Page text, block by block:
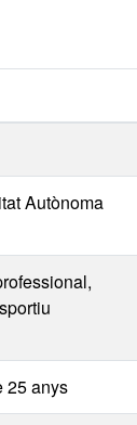
Autònoma
25 anys